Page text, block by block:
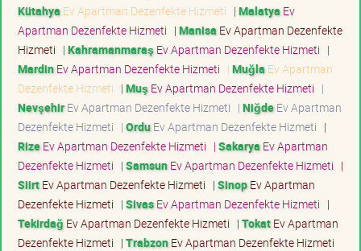
Kütahya Ev Apartman Dezenfekte Hizmeti | Malatya Ev
Apartman Dezenfekte Hizmeti | Manisa Ev Apartman Dezenfekte
Hizmeti | Kahramanmaraş Ev Apartman Dezenfekte Hizmeti |
MardinEv Apartman Dezenfekte Hizmeti | Muğla Ev Apartman
Dezenfekte Hizmeti | Muş Ev Apartman Dezenfekte Hizmeti |
NevşehirEv Apartman Dezenfekte Hizmeti | NiğdeEv Apartman
Dezenfekte Hizmeti | OrduEv Apartman Dezenfekte Hizmeti |
RizeEv Apartman Dezenfekte Hizmeti | Sakarya Ev Apartman
Dezenfekte Hizmeti | SamsunEv Apartman Dezenfekte Hizmeti |
SiirtEv Apartman Dezenfekte Hizmeti | SinopEv Apartman
Dezenfekte Hizmeti | SivasEv Apartman Dezenfekte Hizmeti |
Tekirdağ Ev Apartman Dezenfekte Hizmeti | TokatEv Apartman
Dezenfekte Hizmeti | TrabzonEv Apartman Dezenfekte Hizmeti